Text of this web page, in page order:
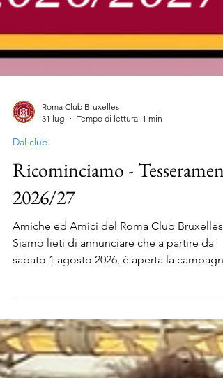
31 lug
Dal club
Ricominciamo - Tesseramenti
2026/27
Amiche ed Amici del Roma Club Bruxelles,
Siamo lieti di annunciare che a partire da
tesseramenti per l'affiliazione al club
alla stagione 2026/2027. Il costo della
si equivale a quello dello scorso anno, pari
25 euro. Vi chiediamo di rinnovare il
tesseramento entro il 15 settembre. Dopo il